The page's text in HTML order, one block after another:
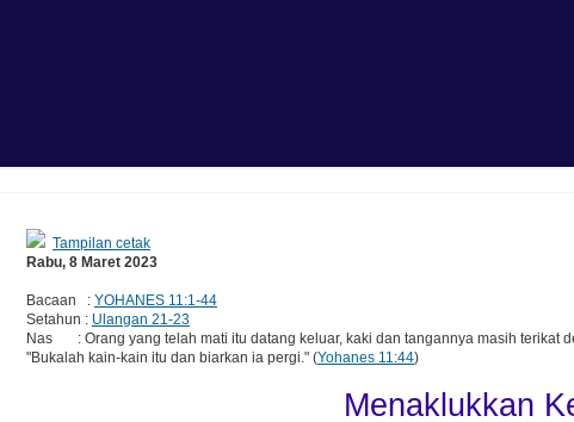
Tampilan cetak
Rabu, 8 Maret 2023
Bacaan : YOHANES 11:1-44
Setahun : Ulangan 21-23
Nas : Orang yang telah mati itu datang keluar, kaki dan tangannya masih terikat
"Bukalah kain-kain itu dan biarkan ia pergi." (Yohanes 11:44)
Menaklukkan